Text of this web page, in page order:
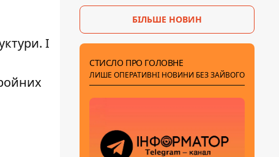
І
БІЛЬШЕ НОВИН
СТИСЛО ПРО ГОЛОВНЕ
ЛИШЕ ОПЕРАТИВНІ НОВИНИ БЕЗ ЗАЙВОГО